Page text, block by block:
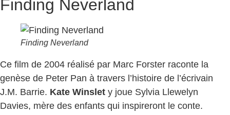
Finding Neverland
Finding Neverland
Ce film de 2004 réalisé par Marc Forster raconte la
genèse de Peter Pan à travers l’histoire de l’écrivain
J.M. Barrie. Kate Winslet y joue Sylvia Llewelyn
Davies, mère des enfants qui inspireront le conte.